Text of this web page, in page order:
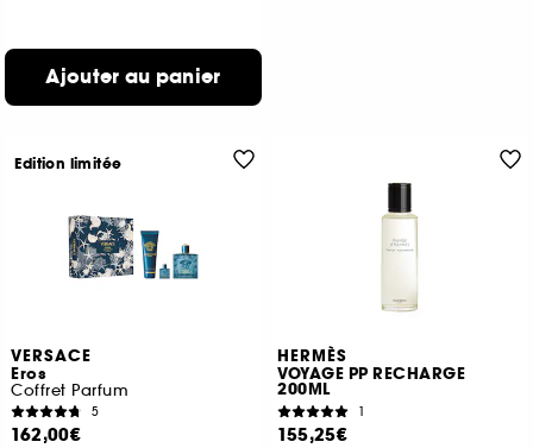
Ajouter au panier
VERSACE
Eros
Coffret Parfum
5
162,00€
Edition limitée
HERMÈS
VOYAGE PP RECHARGE
200ML
1
155,25€